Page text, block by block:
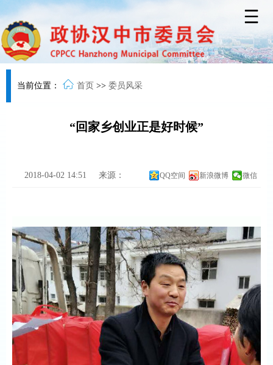
当前位置： 首页 >> 委员风采
“回家乡创业正是好时候”
2018-04-02 14:51 来源： QQ空间 新浪微博 微信